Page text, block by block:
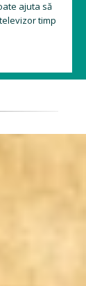
ajuta să
timp